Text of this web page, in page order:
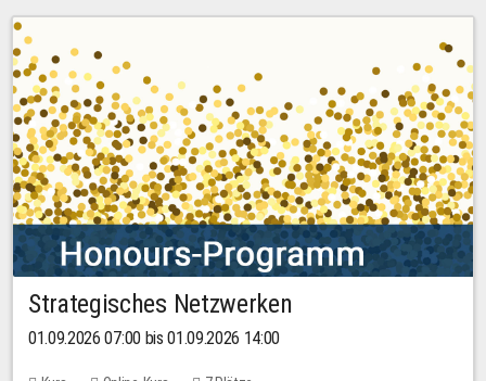
Strategisches Netzwerken
01.09.2026 07:00 bis 01.09.2026 14:00